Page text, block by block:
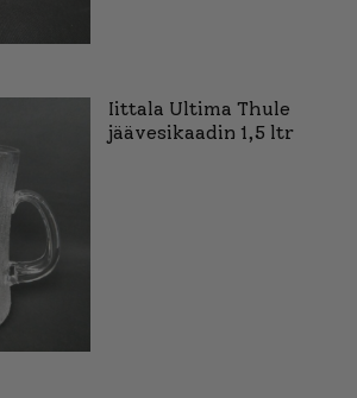
Iittala Ultima Thule
jäävesikaadin 1,5 ltr